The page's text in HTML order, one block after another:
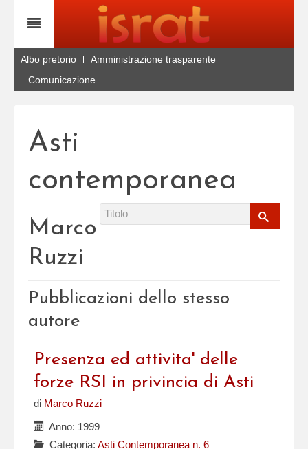
Albo pretorio
Amministrazione trasparente
Comunicazione
Asti
contemporanea
Marco
Ruzzi
Pubblicazioni dello stesso
autore
Presenza ed attivita' delle
forze RSI in privincia di Asti
di Marco Ruzzi
Anno: 1999
Categoria: Asti Contemporanea n. 6